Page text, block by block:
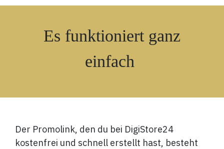
Es funktioniert ganz
einfach
Der Promolink, den du bei DigiStore24
kostenfrei und schnell erstellt hast, besteht